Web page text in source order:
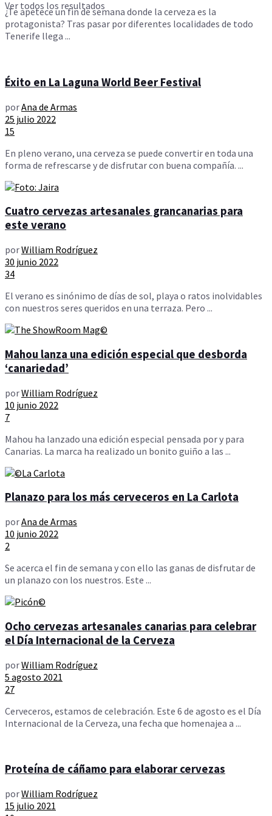
Ver todos los resultados
¿Te apetece un fin de semana donde la cerveza es la
protagonista? Tras pasar por diferentes localidades de todo
Tenerife llega ...
Éxito en La Laguna World Beer Festival
porAna de Armas
25 julio 2022
15
En pleno verano, una cerveza se puede convertir en toda una
forma de refrescarse y de disfrutar con buena compañía. ...
Cuatro cervezas artesanales grancanarias para
este verano
porWilliam Rodríguez
30 junio 2022
34
El verano es sinónimo de días de sol, playa o ratos inolvidables
con nuestros seres queridos en una terraza. Pero ...
Mahou lanza una edición especial que desborda
‘canariedad’
porWilliam Rodríguez
10 junio 2022
7
Mahou ha lanzado una edición especial pensada por y para
Canarias. La marca ha realizado un bonito guiño a las ...
Planazo para los más cerveceros en La Carlota
porAna de Armas
10 junio 2022
2
Se acerca el fin de semana y con ello las ganas de disfrutar de
un planazo con los nuestros. Este ...
Ocho cervezas artesanales canarias para celebrar
el Día Internacional de la Cerveza
porWilliam Rodríguez
5 agosto 2021
27
Cerveceros, estamos de celebración. Este 6 de agosto es el Día
Internacional de la Cerveza, una fecha que homenajea a ...
Proteína de cáñamo para elaborar cervezas
porWilliam Rodríguez
15 julio 2021